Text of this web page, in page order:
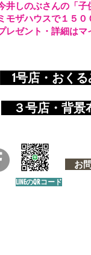
1号店・おく
​ ３号店・背
お
井しのぶさんの「
モザハウスで１５
レゼント・詳細は
LINEのQRコード